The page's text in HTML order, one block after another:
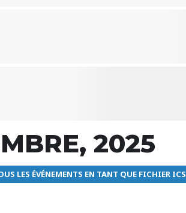
2025
LES ÉVÉNEMENTS EN TANT QUE FICHIER ICS